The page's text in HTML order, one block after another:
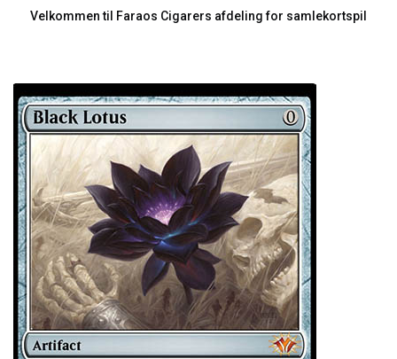
Velkommen til Faraos Cigarers afdeling for samlekortspil